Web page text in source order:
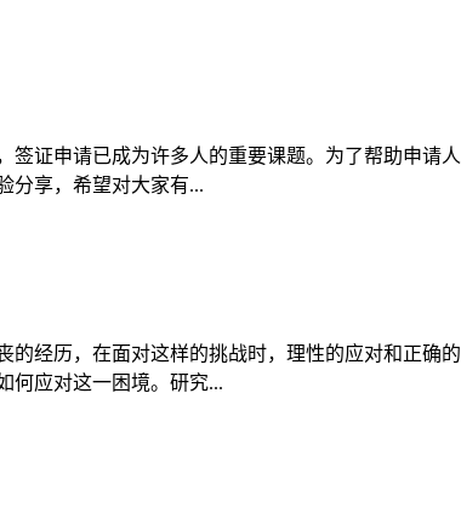
证申请已成为许多人的重要课题。为了帮助申请
分享，希望对大家有...
经历，在面对这样的挑战时，理性的应对和正确
何应对这一困境。研究...